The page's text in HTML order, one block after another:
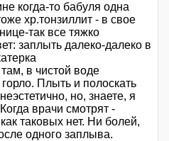
когда-то бабуля одна
хр.тонзиллит - в свое
так все тяжко
заплыть далеко-далеко в
в чистой воде
Плыть и полоскать
но, знаете, я
врачи смотрят -
таковых нет. Ни болей,
одного заплыва.